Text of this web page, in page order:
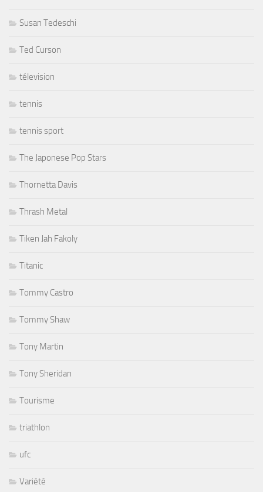
Susan Tedeschi
Ted Curson
télevision
tennis
tennis sport
The Japonese Pop Stars
Thornetta Davis
Thrash Metal
Tiken Jah Fakoly
Titanic
Tommy Castro
Tommy Shaw
Tony Martin
Tony Sheridan
Tourisme
triathlon
ufc
Variété